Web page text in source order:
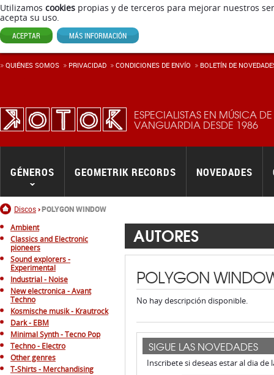
Utilizamos cookies propias y de terceros para mejorar nuestros
acepta su uso.
ACEPTAR MÁS INFORMACIÓN
ESPECIALISTAS EN MÚSICA DE
VANGUARDIA DESDE 1986
Inicio
Discos POLYGON WINDOW
GÉNEROS GEOMETRIK RECORDS NOVEDADES
QUIÉNES SOMOS PRIVACIDAD CONDICIONES DE ENVÍ­O BOLETÍN DE
Ambient
Classics and Electronic
pioneers
Sound explorers -
Experimental
Industrial - Noise
New electronica - Avant
Techno
Kosmische musik - Krautrock
Dark - EBM
Minimal Synth - Tecno Pop
Techno - Electro
Other genres
T-Shirts - Merchandising
AUTORES
POLYGON
No hay descripción disponible.
SIGUE LAS NOVEDADES
Inscribete si deseas estar al dia